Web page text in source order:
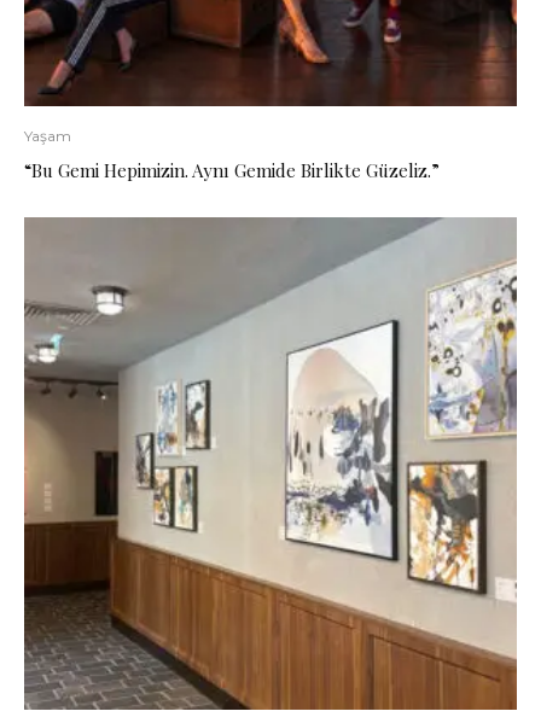
Yaşam
“Bu Gemi Hepimizin. Aynı Gemide Birlikte Güzeliz.”